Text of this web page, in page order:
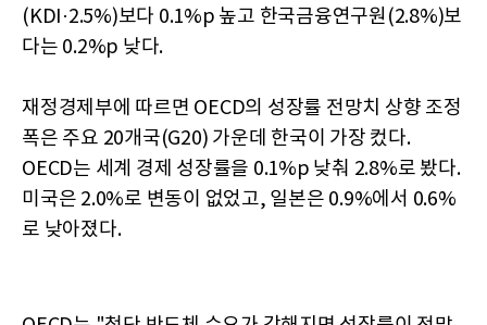
(KDI·2.5%)보다 0.1%p 높고 한국금융연구원(2.8%)보
다는 0.2%p 낮다.
재정경제부에 따르면 OECD의 성장률 전망치 상향 조정
폭은 주요 20개국(G20) 가운데 한국이 가장 컸다.
OECD는 세계 경제 성장률을 0.1%p 낮춰 2.8%로 봤다.
미국은 2.0%로 변동이 없었고, 일본은 0.9%에서 0.6%
로 낮아졌다.